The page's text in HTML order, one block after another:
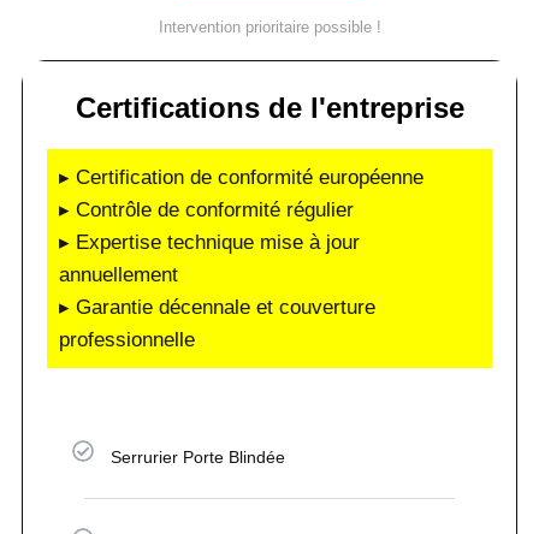
Intervention prioritaire possible !
Certifications de l'entreprise
▸ Certification de conformité européenne
▸ Contrôle de conformité régulier
▸ Expertise technique mise à jour
annuellement
▸ Garantie décennale et couverture
professionnelle
Serrurier Porte Blindée